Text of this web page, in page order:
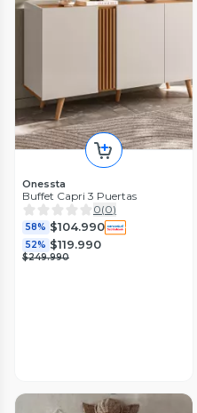
Onessta
Buffet Capri 3 Puertas
0(0)
58% $104.990
52% $119.990
$249.990